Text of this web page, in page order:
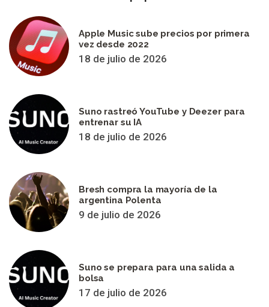
Apple Music sube precios por primera
vez desde 2022
18 de julio de 2026
Suno rastreó YouTube y Deezer para
entrenar su IA
18 de julio de 2026
Bresh compra la mayoría de la
argentina Polenta
9 de julio de 2026
Suno se prepara para una salida a
bolsa
17 de julio de 2026